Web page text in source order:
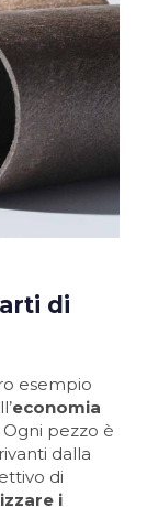
di
esempio
economia
pezzo è
dalla
di
i